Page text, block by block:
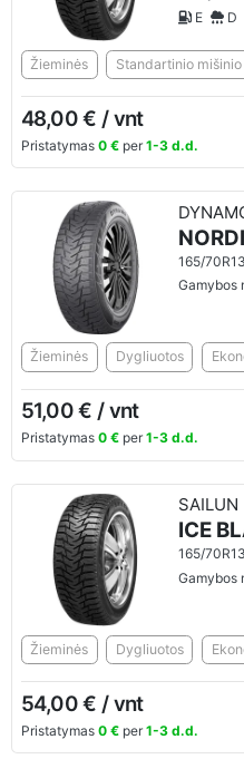
E
D
Žieminės Standartinio mišinio
48,00 € / vnt
Pristatymas 0 €per 1-3 d.d.
165/70R13
Gamybos
Žieminės Dygliuotos
51,00 € / vnt
Pristatymas 0 €per 1-3 d.d.
SAILUN
ICE
165/70R13
Gamybos
Žieminės Dygliuotos
54,00 € / vnt
Pristatymas 0 €per 1-3 d.d.